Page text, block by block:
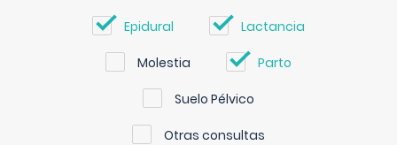
Epidural Lactancia
Molestia Parto
Suelo Pélvico
Otras consultas